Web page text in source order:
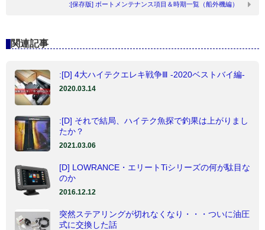
:[保存版] ボートメンテナンス項目＆時期一覧（船外機編）
関連記事
:[D] 4大ハイテクエレキ戦争Ⅲ -2020ベストバイ編-
2020.03.14
:[D] それで結局、ハイテク魚探で釣果は上がりまし
たか？
2021.03.06
[D] LOWRANCE・エリートTiシリーズの何が駄目な
のか
2016.12.12
突然ステアリングが切れなくなり・・・ついに油圧
式に交換した話